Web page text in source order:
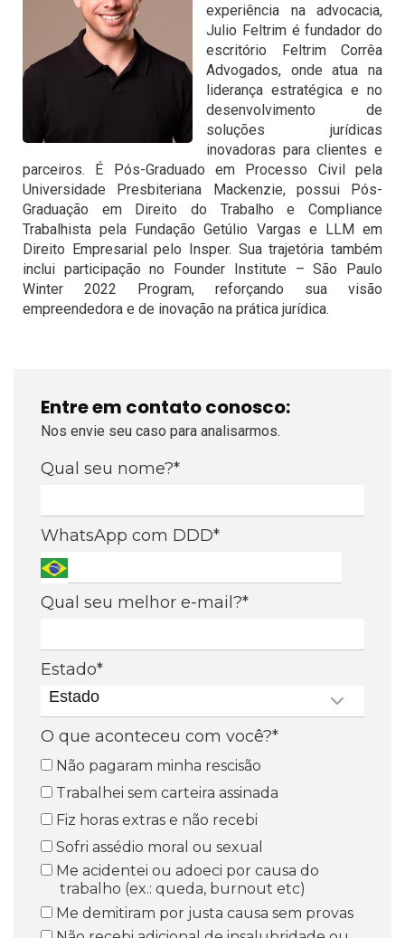
experiência na advocacia,
Julio Feltrim é fundador do
escritório Feltrim Corrêa
Advogados, onde atua na
liderança estratégica e no
desenvolvimento de
soluções jurídicas
inovadoras para clientes e
parceiros. É Pós-Graduado em Processo Civil pela
Universidade Presbiteriana Mackenzie, possui Pós-
Graduação em Direito do Trabalho e Compliance
Trabalhista pela Fundação Getúlio Vargas e LLM em
Direito Empresarial pelo Insper. Sua trajetória também
inclui participação no Founder Institute – São Paulo
Winter 2022 Program, reforçando sua visão
empreendedora e de inovação na prática jurídica.
Entre em contato conosco:
Nos envie seu caso para analisarmos.
Qual seu nome?*
WhatsApp com DDD*
Qual seu melhor e-mail?*
Estado*
Estado
O que aconteceu com você?*
Não pagaram minha rescisão
Trabalhei sem carteira assinada
Fiz horas extras e não recebi
Sofri assédio moral ou sexual
Me acidentei ou adoeci por causa do
trabalho (ex.: queda, burnout etc)
Me demitiram por justa causa sem provas